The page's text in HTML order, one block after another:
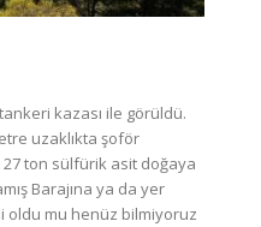
kazası ile görüldü.
uzaklıkta şoför
ton sülfürik asit doğaya
Barajına ya da yer
oldu mu henüz bilmiyoruz